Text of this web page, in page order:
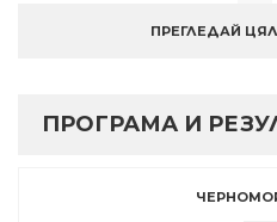
ПРЕГЛЕДАЙ
ПРОГРАМА И